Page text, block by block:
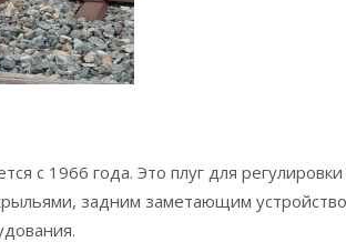
с 1966 года. Это плуг для
задним заметающим